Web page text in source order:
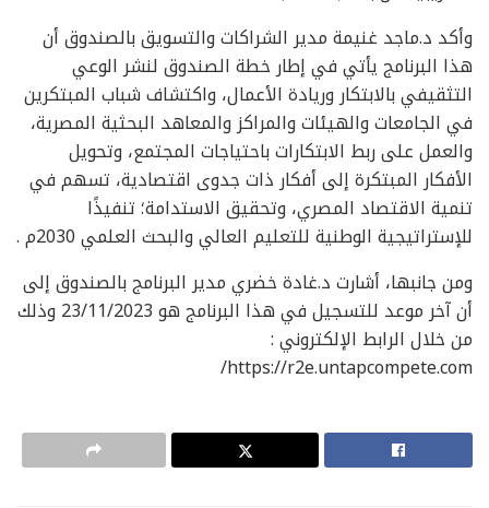
وأكد د.ماجد غنيمة مدير الشراكات والتسويق بالصندوق أن
هذا البرنامج يأتي في إطار خطة الصندوق لنشر الوعي
التثقيفي بالابتكار وريادة الأعمال، واكتشاف شباب المبتكرين
في الجامعات والهيئات والمراكز والمعاهد البحثية المصرية،
والعمل على ربط الابتكارات باحتياجات المجتمع، وتحويل
الأفكار المبتكرة إلى أفكار ذات جدوى اقتصادية، تسهم في
تنمية الاقتصاد المصري، وتحقيق الاستدامة؛ تنفيذًا
للإستراتيجية الوطنية للتعليم العالي والبحث العلمي 2030م .
ومن جانبها، أشارت د.غادة خضري مدير البرنامج بالصندوق إلى
أن آخر موعد للتسجيل في هذا البرنامج هو 23/11/2023 وذلك
من خلال الرابط الإلكتروني :
https://r2e.untapcompete.com/